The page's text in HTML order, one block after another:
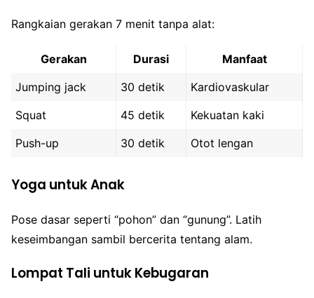
Rangkaian gerakan 7 menit tanpa alat:
Gerakan Durasi
Manfaat
Jumping jack
30 detik
Kardiovaskular
Squat
45 detik
Kekuatan kaki
Push-up
30 detik Otot lengan
Yoga untuk Anak
Pose dasar seperti “pohon” dan “gunung”. Latih
keseimbangan sambil bercerita tentang alam.
Lompat Tali untuk Kebugaran